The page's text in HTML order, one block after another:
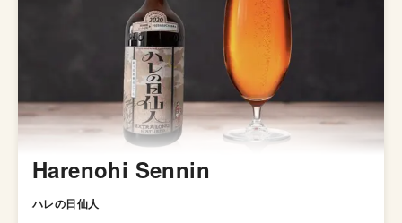
Harenohi Sennin
ハレの日仙人